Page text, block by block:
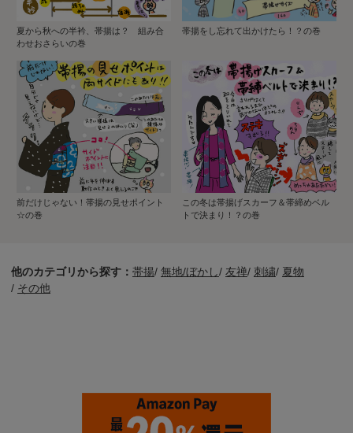
夏から秋への半衿、帯揚は？ 組み合
わせおさらいの巻
帯揚をし忘れて出かけたら！？の巻
前だけじゃない！帯揚の見せポイント
☆の巻
この冬は帯揚げスカーフ＆帯締めベル
トで決まり！？の巻
他のカテゴリから探す： 帯揚/ 無地/ぼかし/ 友禅/ 刺繍/ 夏物
/ その他